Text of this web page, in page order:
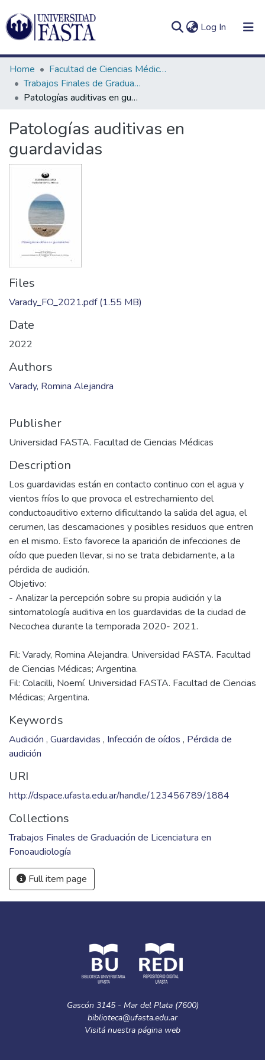
Log In (current)
Communities
&
Collections
All of DSpace
Statistics
In (current)
Home
Facultad de Ciencias Médicas
Trabajos Finales de Graduación de Licenciatura en Fonoaudiología
Patologías auditivas en guardavidas
Patologías auditivas en
guardavidas
Files
Varady_FO_2021.pdf(1.55 MB)
Date
2022
Authors
Varady, Romina Alejandra
Publisher
Universidad FASTA. Facultad de Ciencias Médicas
Description
Los guardavidas están en contacto continuo con el agua y
vientos fríos lo que provoca el estrechamiento del
conductoauditivo externo dificultando la salida del agua, el
cerumen, las descamaciones y posibles residuos que entren
en el mismo. Esto favorece la aparición de infecciones de
oído que pueden llevar, si no se trata debidamente, a la
pérdida de audición.
Objetivo:
- Analizar la percepción sobre su propia audición y la
sintomatología auditiva en los guardavidas de la ciudad de
Fil: Varady, Romina Alejandra. Universidad FASTA. Facultad
de Ciencias Médicas; Argentina.
Fil: Colacilli, Noemí. Universidad FASTA. Facultad de Ciencias
Médicas; Argentina.
Keywords
Audición , Guardavidas , Infección de oídos , Pérdida de
audición
URI
http://dspace.ufasta.edu.ar/handle/123456789/1884
Collections
Trabajos Finales de Graduación de Licenciatura en
Fonoaudiología
Full item page
Gascón 3145 - Mar del Plata (7600)
biblioteca@ufasta.edu.ar
Visitá nuestra página web